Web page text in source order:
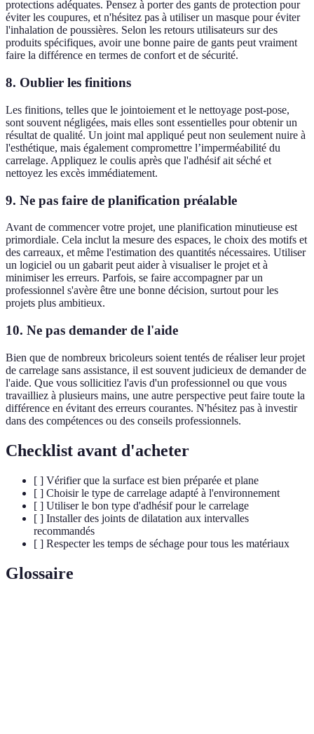
protections adéquates. Pensez à porter des gants de protection pour
éviter les coupures, et n'hésitez pas à utiliser un masque pour éviter
l'inhalation de poussières. Selon les retours utilisateurs sur des
produits spécifiques, avoir une bonne paire de gants peut vraiment
faire la différence en termes de confort et de sécurité.
8. Oublier les finitions
Les finitions, telles que le jointoiement et le nettoyage post-pose,
sont souvent négligées, mais elles sont essentielles pour obtenir un
résultat de qualité. Un joint mal appliqué peut non seulement nuire à
l'esthétique, mais également compromettre l’imperméabilité du
carrelage. Appliquez le coulis après que l'adhésif ait séché et
nettoyez les excès immédiatement.
9. Ne pas faire de planification préalable
Avant de commencer votre projet, une planification minutieuse est
primordiale. Cela inclut la mesure des espaces, le choix des motifs et
des carreaux, et même l'estimation des quantités nécessaires. Utiliser
un logiciel ou un gabarit peut aider à visualiser le projet et à
minimiser les erreurs. Parfois, se faire accompagner par un
professionnel s'avère être une bonne décision, surtout pour les
projets plus ambitieux.
10. Ne pas demander de l'aide
Bien que de nombreux bricoleurs soient tentés de réaliser leur projet
de carrelage sans assistance, il est souvent judicieux de demander de
l'aide. Que vous sollicitiez l'avis d'un professionnel ou que vous
travailliez à plusieurs mains, une autre perspective peut faire toute la
différence en évitant des erreurs courantes. N'hésitez pas à investir
dans des compétences ou des conseils professionnels.
Checklist avant d'acheter
[ ] Vérifier que la surface est bien préparée et plane
[ ] Choisir le type de carrelage adapté à l'environnement
[ ] Utiliser le bon type d'adhésif pour le carrelage
[ ] Installer des joints de dilatation aux intervalles
recommandés
[ ] Respecter les temps de séchage pour tous les matériaux
Glossaire